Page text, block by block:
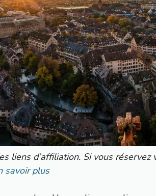
liens d’affiliation. Si vous
savoir plus